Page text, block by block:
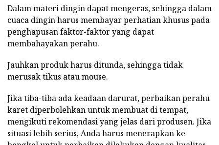
Dalam materi dingin dapat mengeras, sehingga dalam
cuaca dingin harus membayar perhatian khusus pada
penghapusan faktor-faktor yang dapat
membahayakan perahu.
Jauhkan produk harus ditunda, sehingga tidak
merusak tikus atau mouse.
Jika tiba-tiba ada keadaan darurat, perbaikan perahu
karet diperbolehkan untuk membuat di tempat,
mengikuti rekomendasi yang jelas dari produsen. Jika
situasi lebih serius, Anda harus menerapkan ke